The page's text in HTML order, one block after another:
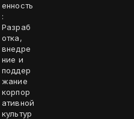
енность
:
Разраб
отка,
внедре
ние и
поддер
жание
корпор
ативной
культур